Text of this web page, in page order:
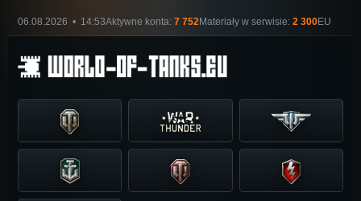
06.08.2026 • 14:53Aktywne konta: 7 752Materiały w serwisie: 2 300EU